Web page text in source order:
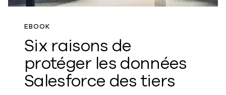
EBOOK
Six raisons de
protéger les données
Salesforce des tiers